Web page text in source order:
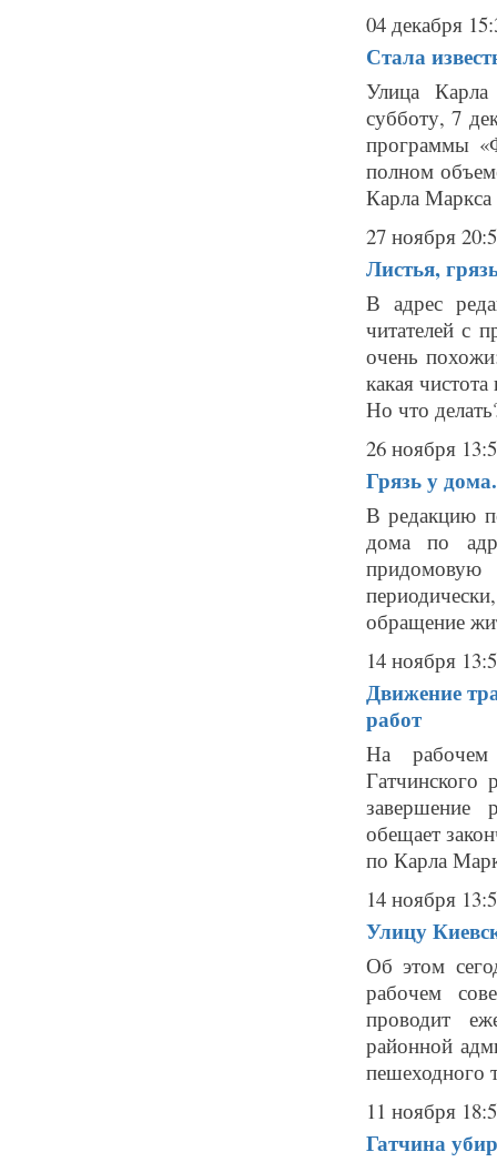
04 декабря
Стала
Улица
субботу, 7
программы
полном
Карла
27 ноября
Листья,
В адрес
читателей с
очень
какая
Но что
26 ноября
Грязь у
В редакцию
дома по
обращение
14 ноября
Движение
работ
На рабочем
завершение
обещает
по Карла
14 ноября
Улицу
Об этом
рабочем
проводит
районной
пешеходного
11 ноября
Гатчина